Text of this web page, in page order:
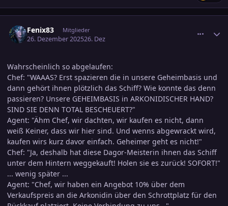
Fenix83 Mitglieder
26. Dezember 202526. Dez
Wahrscheinlich so abgelaufen:
Chef: "WAAAS? Erst spazieren die in unsere Geheimbasis und
dann gehört ihnen plötzlich das Schiff? Wie konnte das denn
passieren? Unsere GEHEIMBASIS in ARKONIDISCHER HAND?
SIND SIE DENN TOTAL BESCHEUERT?"
Agent: "Ähm Chef, wir dachten, wir kaufen es nicht, dann
weiß Keiner, dass wir hier sind. Und wenns abgewrackt wird,
kaufen wirs kurz davor einfach. Geheimer geht es nicht!"
Chef: "Ja, deshalb hat diese Dagor-Meisterin ihnen das Schiff
unter dem Hintern weggekauft! Holen sie es zurück! SOFORT!"
... wenig später ...
Agent: "Chef, wir haben ein Angebot 10% über dem
Verkaufspreis an die Arkonidin über den Schrottplatz für den